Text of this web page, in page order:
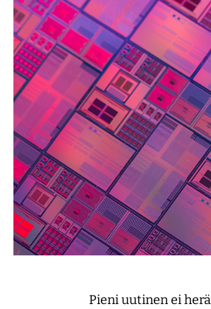
Pieni uutinen ei